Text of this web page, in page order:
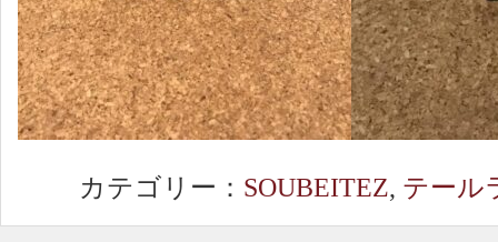
カテゴリー： SOUBEITEZ, テール